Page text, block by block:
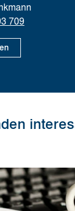
709